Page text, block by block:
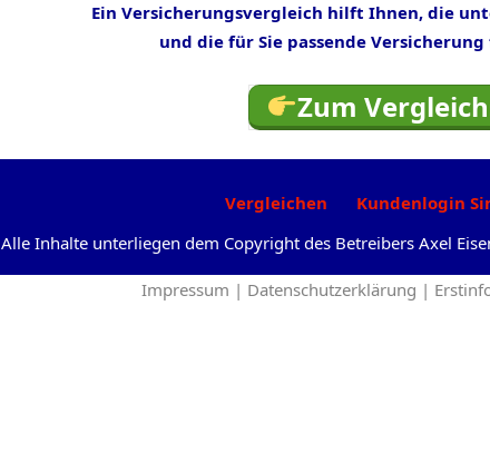
Ein Versicherungsvergleich hilft Ihnen, die
und die für Sie passende
Zum
Vergleichen Kundenlogin
Alle Inhalte unterliegen dem Copyright des Betreibers Axel
Impressum | Datenschutzerklärung |